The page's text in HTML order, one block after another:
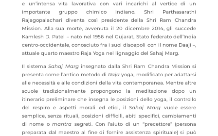
e un’intensa vita lavorativa con vari incarichi al vertice di un
importante gruppo chimico indiano. Shri Parthasarathi
Rajagopalachari diventa così presidente della Shri Ram Chandra
Mission. Alla sua morte, avvenuta il 20 dicembre 2014, gli succede
Kamlesh D. Patel – nato nel 1956 nel Gujarat, Stato federato dell’India
centro-occidentale, conosciuto fra i suoi discepoli con il nome Daaji –,
attuale quarto maestro Raja Yoga nel lignaggio del Sahaj Marg.
Il sistemaSahaj Marginsegnato dalla Shri Ram Chandra Mission si
presenta come l’antico metodo diRajayoga, modificato per adattarsi
alle necessità e alle condizioni della vita contemporanea. Mentre altre
scuole tradizionalmente propongono la meditazione dopo un
itinerario preliminare che insegna le posizioni dello yoga, il controllo
del respiro e aspetti morali ed etici, ilSahaj Marg vuole essere
semplice, senza rituali, posizioni difficili, abiti specifici, cambiamenti
di nome omantra segreti. Con l’aiuto di un “precettore” (persona
preparata dal maestro al fine di fornire assistenza spirituale) si può